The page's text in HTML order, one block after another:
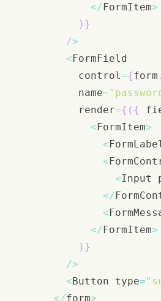
</FormItem>
) }
/>
<FormField
          control
={form .
          name
=
          render
={ ( {
<FormItem>
<
<
<Input
</
<
</FormItem>
) }
/>
<Button type=
</form>